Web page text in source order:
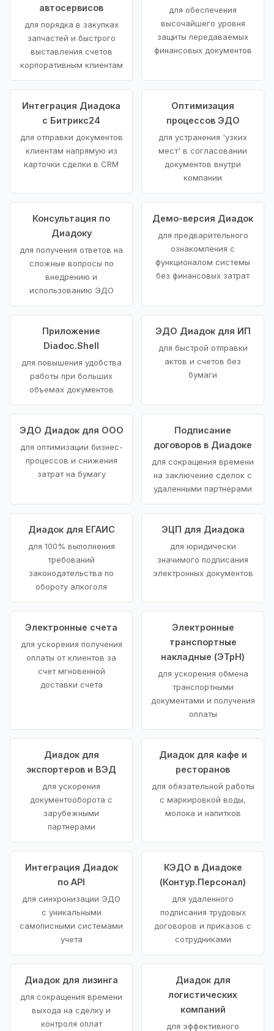
автосервисов
для порядка в закупках
запчастей и быстрого
выставления счетов
корпоративным клиентам
для обеспечения
высочайшего уровня
защиты передаваемых
финансовых документов
Интеграция Диадока
с Битрикс24
для отправки документов
клиентам напрямую из
карточки сделки в CRM
Оптимизация
процессов ЭДО
для устранения 'узких
мест' в согласовании
документов внутри
компании
Консультация по
Диадоку
для получения ответов на
сложные вопросы по
внедрению и
использованию ЭДО
Демо-версия Диадок
для предварительного
ознакомления с
функционалом системы
без финансовых затрат
Приложение
Diadoc.Shell
для повышения удобства
работы при больших
объемах документов
ЭДО Диадок для ИП
для быстрой отправки
актов и счетов без
бумаги
ЭДО Диадок для ООО
для оптимизации бизнес-
процессов и снижения
затрат на бумагу
Подписание
договоров в Диадоке
для сокращения времени
на заключение сделок с
удаленными партнерами
Диадок для ЕГАИС
для 100% выполнения
требований
законодательства по
обороту алкоголя
ЭЦП для Диадока
для юридически
значимого подписания
электронных документов
Электронные счета
для ускорения получения
оплаты от клиентов за
счет мгновенной
доставки счета
Электронные
транспортные
накладные (ЭТрН)
для ускорения обмена
транспортными
документами и получения
оплаты
Диадок для
экспортеров и ВЭД
для ускорения
документооборота с
зарубежными
партнерами
Диадок для кафе и
ресторанов
для обязательной работы
с маркировкой воды,
молока и напитков
Интеграция Диадок
по API
для синхронизации ЭДО
с уникальными
самописными системами
учета
КЭДО в Диадоке
(Контур.Персонал)
для удаленного
подписания трудовых
договоров и приказов с
сотрудниками
Диадок для лизинга
для сокращения времени
выхода на сделку и
контроля оплат
Диадок для
логистических
компаний
для эффективного